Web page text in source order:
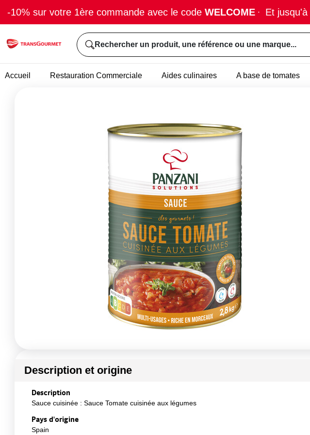
-10% sur votre 1ère commande avec le code WELCOME · Et jusqu'à
Rechercher un produit, une référence ou une marque...
Accueil Restauration Commerciale Aides culinaires A base de tomates
Description et origine
Description
Sauce cuisinée : Sauce Tomate cuisinée aux légumes
Pays d'origine
Spain